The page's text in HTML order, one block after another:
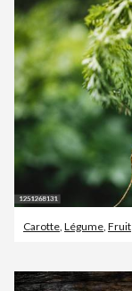
Carotte, Légume, Fruit